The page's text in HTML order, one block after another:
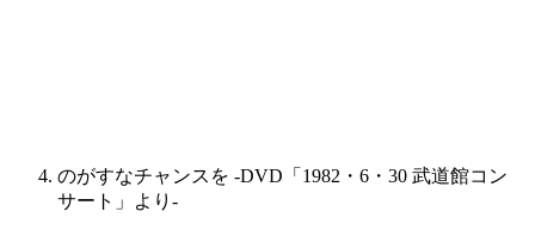
のがすなチャンスを -DVD「1982・6・30 武道館コン
サート」より-